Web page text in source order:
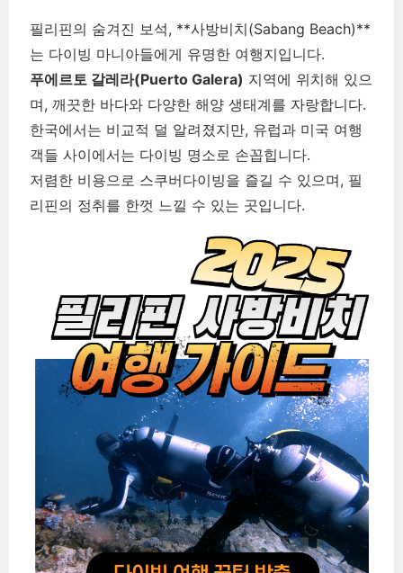
필리핀의 숨겨진 보석, **사방비치(Sabang Beach)**
는 다이빙 마니아들에게 유명한 여행지입니다.
푸에르토 갈레라(Puerto Galera) 지역에 위치해 있으
며, 깨끗한 바다와 다양한 해양 생태계를 자랑합니다.
한국에서는 비교적 덜 알려졌지만, 유럽과 미국 여행
객들 사이에서는 다이빙 명소로 손꼽힙니다.
저렴한 비용으로 스쿠버다이빙을 즐길 수 있으며, 필
리핀의 정취를 한껏 느낄 수 있는 곳입니다.